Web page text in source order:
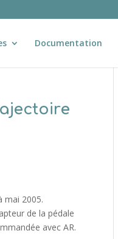
Documentation
mai 2005.
de la pédale
avec AR.